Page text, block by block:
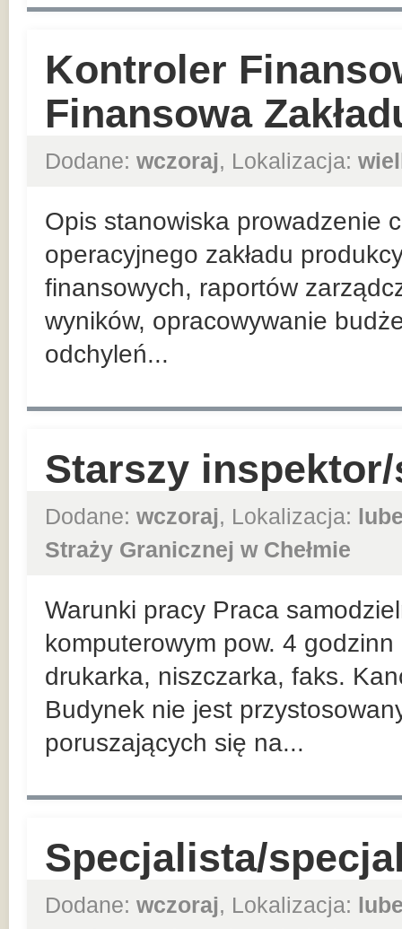
Kontroler
Finansowa
Dodane: wczoraj, Lokalizacja:
Opis stanowiska prowadzenie
operacyjnego zakładu
finansowych, raportów
wyników, opracowywanie
odchyleń...
Starszy
Dodane: wczoraj, Lokalizacja:
Straży Granicznej w Chełmie
Warunki pracy Praca
komputerowym pow. 4
drukarka, niszczarka, faks.
Budynek nie jest
poruszających się na...
Specjalista/
Dodane: wczoraj, Lokalizacja: